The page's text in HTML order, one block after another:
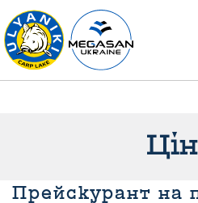
Прейскурант на